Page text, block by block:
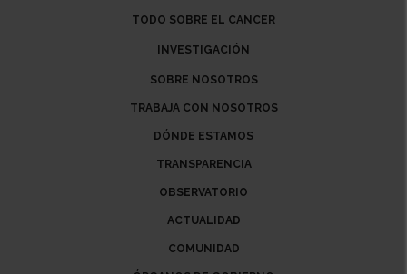
TODO SOBRE EL CANCER
INVESTIGACIÓN
SOBRE NOSOTROS
TRABAJA CON NOSOTROS
DÓNDE ESTAMOS
TRANSPARENCIA
OBSERVATORIO
ACTUALIDAD
COMUNIDAD